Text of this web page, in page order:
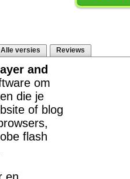
Alle versies Reviews
and
om
die je
of blog
flash